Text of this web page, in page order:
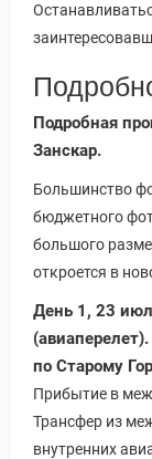
Подробная
Занскар.
Большинство
бюджетного
большого
откроется в
День 1, 23
по Старому
Прибытие в
Трансфер из
внутренних